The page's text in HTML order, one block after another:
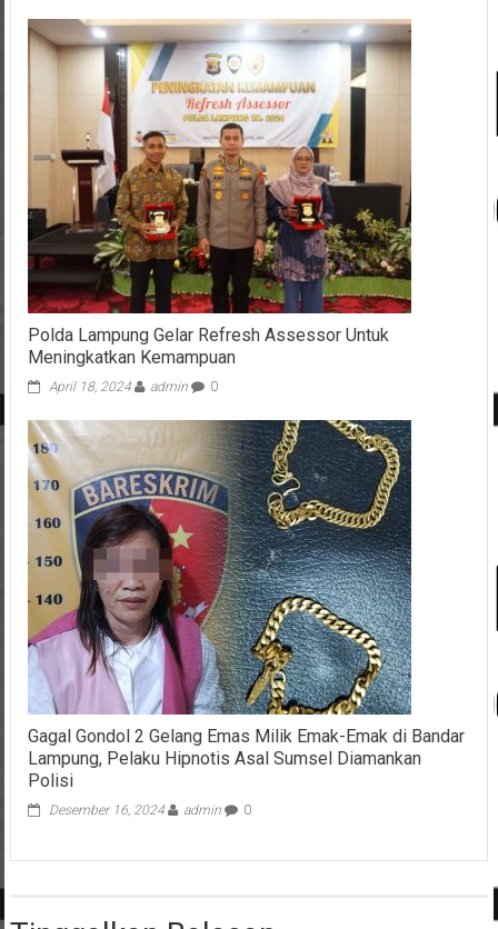
Polda Lampung Gelar Refresh Assessor Untuk
Meningkatkan Kemampuan
April 18, 2024 admin 0
Gagal Gondol 2 Gelang Emas Milik Emak-Emak di Bandar
Lampung, Pelaku Hipnotis Asal Sumsel Diamankan
Polisi
Desember 16, 2024 admin 0